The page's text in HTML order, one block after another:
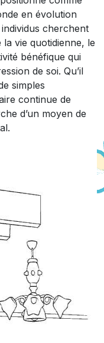
en évolution
individus cherchent
vie quotidienne, le
bénéfique qui
de soi. Qu’il
simples
continue de
d’un moyen de